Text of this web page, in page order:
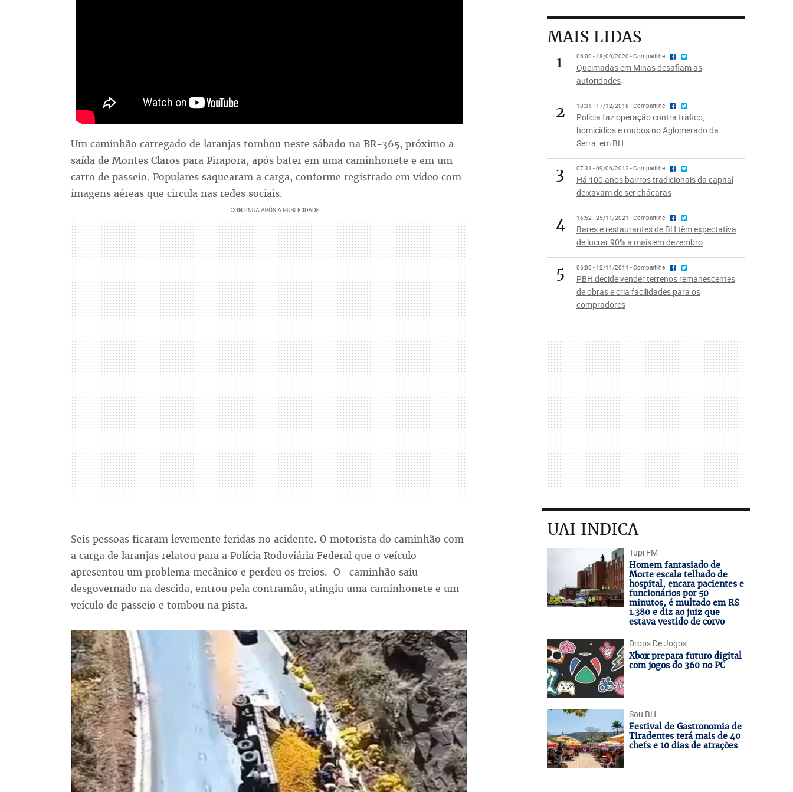
Um caminhão carregado de laranjas tombou neste sábado na BR-365, próximo a
saída de Montes Claros para Pirapora, após bater em uma caminhonete e em um
carro de passeio. Populares saquearam a carga, conforme registrado em vídeo com
imagens aéreas que circula nas redes sociais.
Seis pessoas ficaram levemente feridas no acidente. O motorista do caminhão com
a carga de laranjas relatou para a Polícia Rodoviária Federal que o veículo
apresentou um problema mecânico e perdeu os freios. O caminhão saiu
desgovernado na descida, entrou pela contramão, atingiu uma caminhonete e um
veículo de passeio e tombou na pista.
MAIS LIDAS
1
06:00 - 18/09/2020 - Compartilhe
Queimadas em Minas desafiam as
autoridades
2 18:31 - 17/12/2018 - Compartilhe
Polícia faz operação contra tráfico,
homicídios e roubos no Aglomerado da
Serra, em BH
3 07:31 - 09/06/2012 - Compartilhe
Há 100 anos bairros tradicionais da capital
deixavam de ser chácaras
4 16:52 - 25/11/2021 - Compartilhe
Bares e restaurantes de BH têm expectativa
de lucrar 90% a mais em dezembro
5 06:00 - 12/11/2011 - Compartilhe
PBH decide vender terrenos remanescentes
de obras e cria facilidades para os
compradores
UAI INDICA
Tupi FM
Homem fantasiado de
Morte escala telhado de
hospital, encara pacientes e
funcionários por 50
minutos, é multado em R$
1.380 e diz ao juiz que
estava vestido de corvo
Drops De Jogos
Xbox prepara futuro digital
com jogos do 360 no PC
Sou BH
Festival de Gastronomia de
Tiradentes terá mais de 40
chefs e 10 dias de atrações